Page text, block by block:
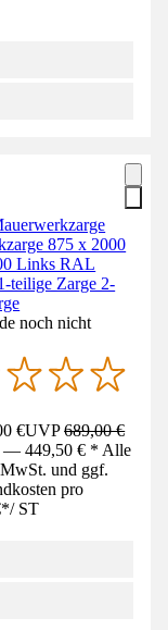
875 x 2000
Links RAL
teilige Zarge 2-
noch nicht
€UVP689,00 €
— 449,50 € * Alle
und ggf.
pro
*/ ST